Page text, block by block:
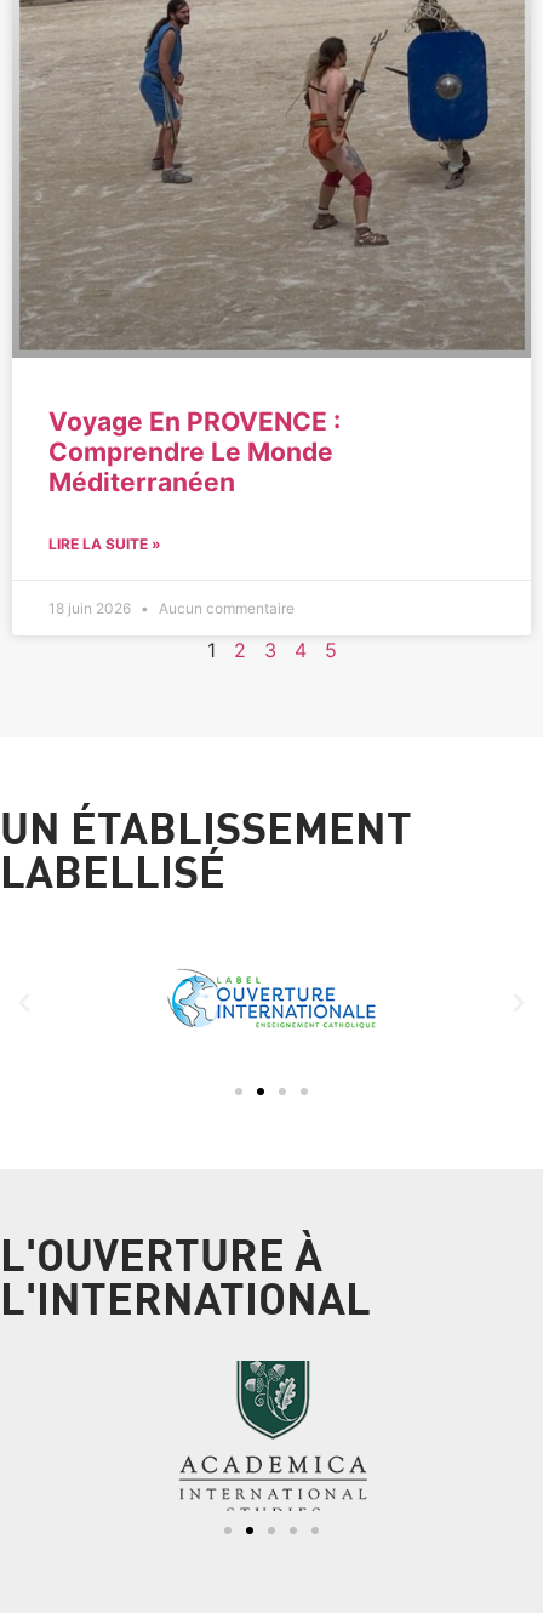
Voyage En PROVENCE :
Comprendre Le Monde
Méditerranéen
LIRE LA SUITE »
18 juin 2026 Aucun commentaire
1 2 3 4 5
UN ÉTABLISSEMENT
LABELLISÉ
L'OUVERTURE À
L'INTERNATIONAL